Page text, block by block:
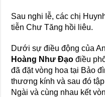
Sau nghi lễ, các chị
tiễn Chư Tăng hồi liêu.
Dưới sự điều động của
Hoàng Như Đạo điều
đã đặt vòng hoa tại Bảo
thương kính và sau đó
Ngài và cùng nhau kết